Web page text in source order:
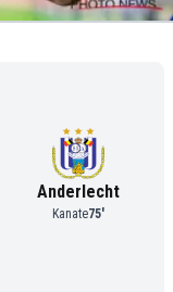
Anderlecht
Kanate75'